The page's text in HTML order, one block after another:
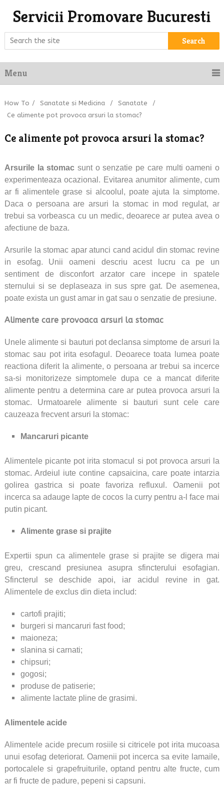
Servicii Promovare Bucuresti
Search
Menu
How To / Sanatate si Medicina / Sanatate
/
Ce alimente pot provoca arsuri la stomac?
Ce alimente pot provoca arsuri la stomac?
Arsurile la stomac sunt o senzatie pe care multi oameni o
experimenteaza ocazional. Evitarea anumitor alimente, cum
ar fi alimentele grase si alcoolul, poate ajuta la simptome.
Daca o persoana are arsuri la stomac in mod regulat, ar
trebui sa vorbeasca cu un medic, deoarece ar putea avea o
afectiune de baza.
Arsurile la stomac apar atunci cand acidul din stomac revine
in esofag. Unii oameni descriu acest lucru ca pe un
sentiment de disconfort arzator care incepe in spatele
sternului si se deplaseaza in sus spre gat. De asemenea,
poate exista un gust amar in gat sau o senzatie de presiune.
Alimente care provoaca arsuri la stomac
Unele alimente si bauturi pot declansa simptome de arsuri la
stomac sau pot irita esofagul.
Deoarece toata lumea poate
reactiona diferit la alimente, o persoana ar trebui sa incerce
sa-si monitorizeze simptomele dupa ce a mancat diferite
alimente pentru a determina care ar putea provoca arsuri la
stomac. Urmatoarele alimente si bauturi sunt cele care
cauzeaza frecvent arsuri la stomac:
Mancaruri picante
Alimentele picante pot irita stomacul si pot provoca arsuri la
stomac. Ardeiul iute contine capsaicina, care poate intarzia
golirea gastrica si poate favoriza refluxul. Oamenii pot
incerca sa adauge lapte de cocos la curry pentru a-l face mai
putin picant.
Alimente grase si prajite
Expertii spun ca alimentele grase si prajite se digera mai
greu, crescand presiunea asupra sfincterului esofagian.
Sfincterul se deschide apoi, iar acidul revine in gat.
Alimentele de exclus din dieta includ:
cartofi prajiti;
burgeri si mancaruri fast food;
maioneza;
slanina si carnati;
chipsuri;
gogosi;
produse de patiserie;
alimente lactate pline de grasimi.
Alimentele acide
Alimentele acide precum rosiile si citricele pot irita mucoasa
unui esofag deteriorat. Oamenii pot incerca sa evite lamaile,
portocalele si grapefruiturile, optand pentru alte fructe, cum
ar fi fructe de padure, pepeni si capsuni.